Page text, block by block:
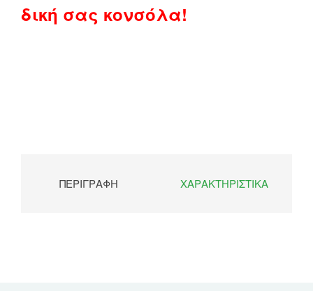
δική σας κονσόλα!
ΠΕΡΙΓΡΑΦΉ ΧΑΡΑΚΤΗΡΙΣΤΙΚΆ